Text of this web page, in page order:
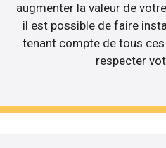
augmenter la valeur de
il est possible de faire
tenant compte de tous
respecter